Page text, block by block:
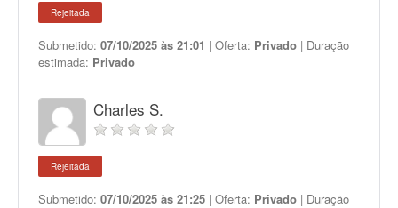
Rejeitada
Submetido: 07/10/2025 às 21:01 | Oferta: Privado | Duração
estimada: Privado
Charles S.
Rejeitada
Submetido: 07/10/2025 às 21:25 | Oferta: Privado | Duração